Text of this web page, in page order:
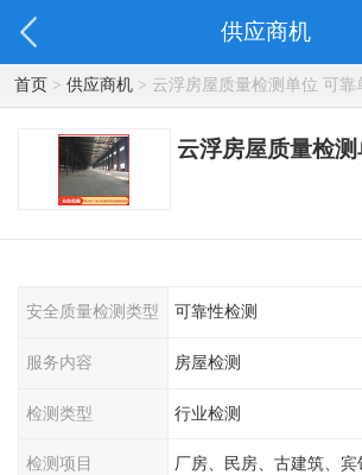
供应商机
首页> 供应商机> 云浮房屋质量检测单位 可靠
云浮房屋质量检
安全质量检测类型 可靠性检测
服务内容 房屋检测
检测类型 行业检测
检测项目 厂房、民房、古建筑、宾